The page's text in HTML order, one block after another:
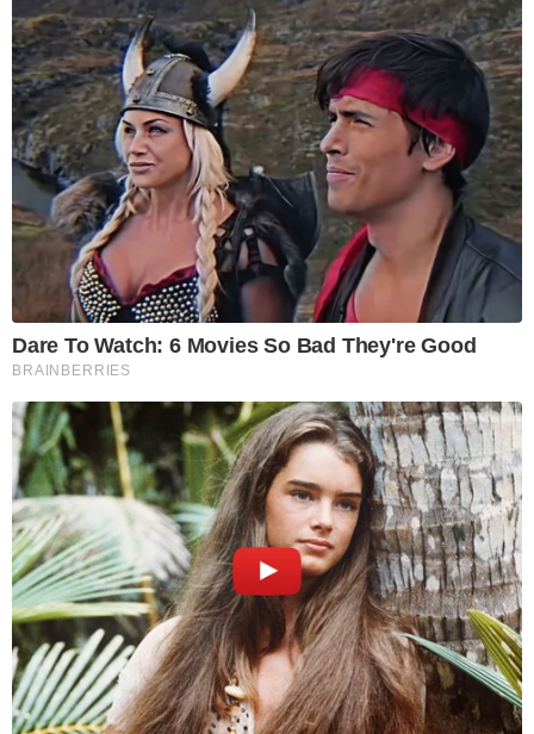
Dare To Watch: 6 Movies So Bad They're Good
BRAINBERRIES